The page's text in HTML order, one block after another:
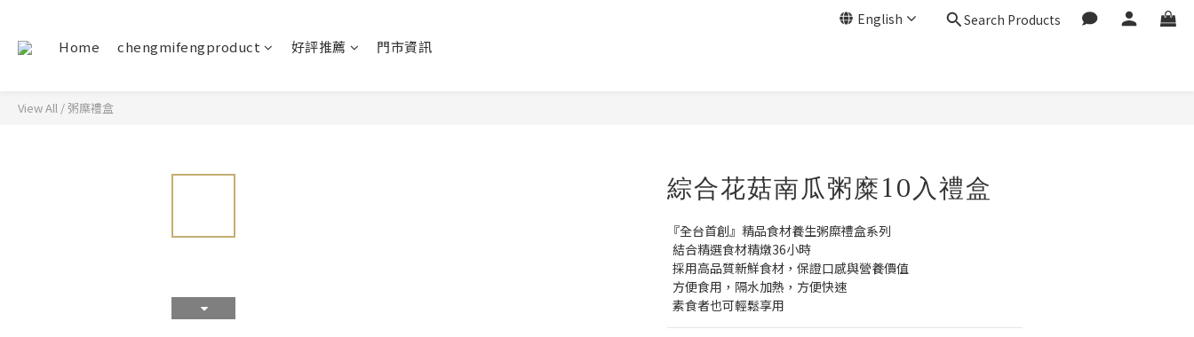
English Search Products
Home chengmifengproduct 好評推薦 門市資訊
View All /粥糜禮盒
綜合花菇南瓜粥糜10入禮盒
『全台首創』精品食材養生粥糜禮盒系列
  結合精選食材精燉36小時
  採用高品質新鮮食材，保證口感與營養價值
  方便食用，隔水加熱，方便快速
  素食者也可輕鬆享用